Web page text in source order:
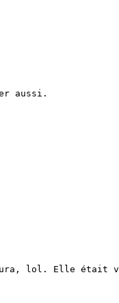
aussi.
lol. Elle était